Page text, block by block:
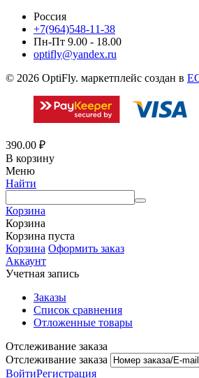
Россия
+7(964)548-11-38
Пн-Пт 9.00 - 18.00
optifly@yandex.ru
© 2026 OptiFly. маркетплейс создан в
390.00 ₽
В корзину
Меню
Найти
Корзина
Корзина
Корзина пуста
Корзина Оформить заказ
Аккаунт
Учетная запись
Заказы
Список сравнения
Отложенные товары
Отслеживание заказа
Отслеживание заказа
ВойтиРегистрация